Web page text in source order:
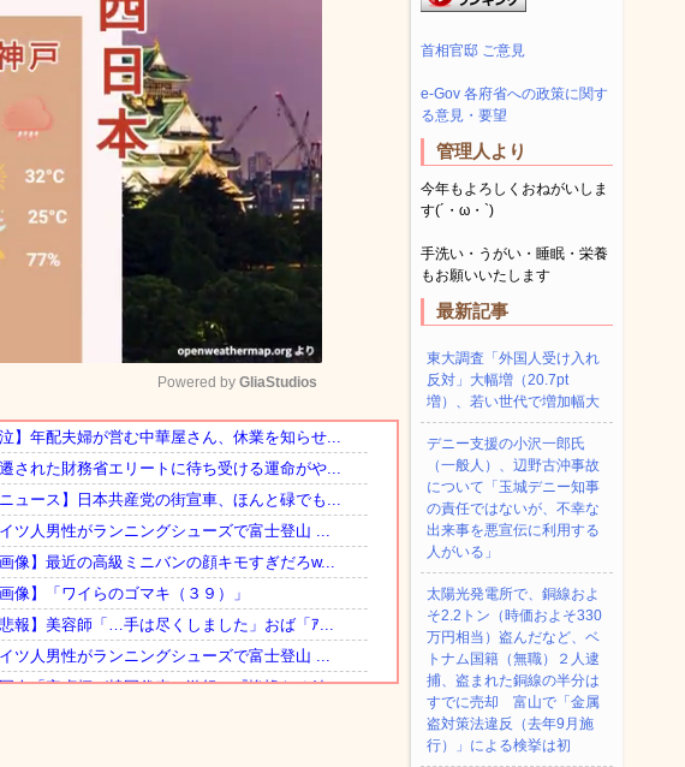
Mute
Powered by GliaStudios
首相官邸 ご意見
e-Gov 各府省への政策に関す
る意見・要望
管理人より
今年もよろしくおねがいしま
す(´・ω・`)
手洗い・うがい・睡眠・栄養
もお願いいたします
最新記事
東大調査「外国人受け入れ
反対」大幅増（20.7pt
増）、若い世代で増加幅大
デニー支援の小沢一郎氏
（一般人）、辺野古沖事故
について「玉城デニー知事
の責任ではないが、不幸な
出来事を悪宣伝に利用する
人がいる」
太陽光発電所で、銅線およ
そ2.2トン（時価およそ330
万円相当）盗んだなど、ベ
トナム国籍（無職）２人逮
捕、盗まれた銅線の半分は
すでに売却 富山で「金属
盗対策法違反（去年9月施
行）」による検挙は初